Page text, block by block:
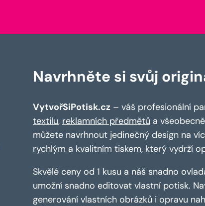
Navrhněte si svůj
VytvořSiPotisk.cz – váš profesionální
textilu, reklamních předmětů a
můžete navrhnout jedinečný design na
rychlým a kvalitním tiskem, který vydrží
Skvělé ceny od 1 kusu a náš snadno
umožní snadno editovat vlastní potisk.
generování vlastních obrázků i opravu